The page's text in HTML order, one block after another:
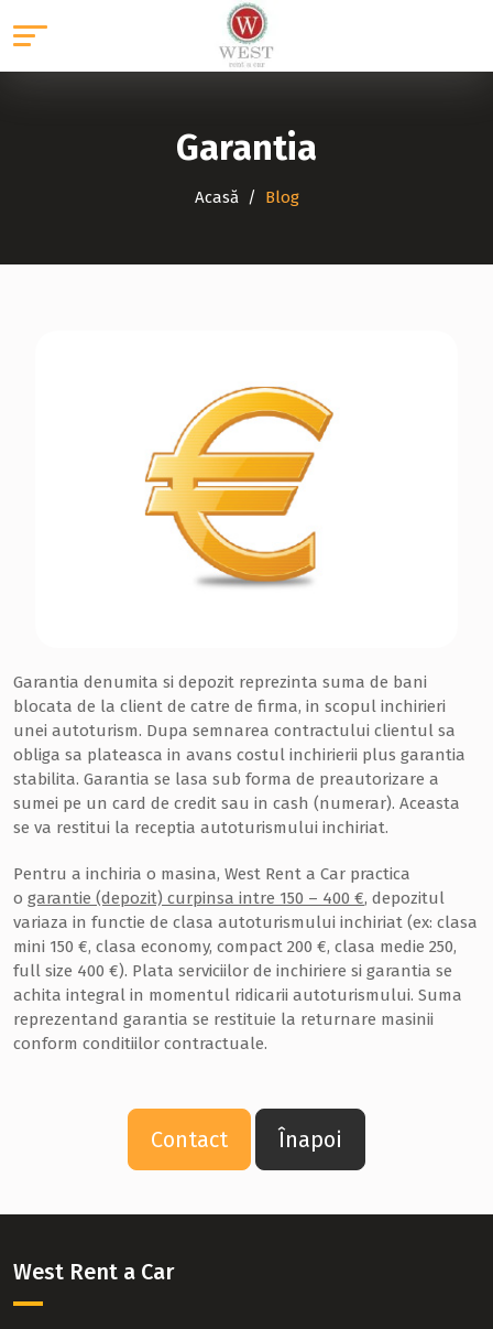
Garantia
Acasă Blog
Garantia denumita si depozit reprezinta suma de bani
blocata de la client de catre de firma, in scopul inchirieri
unei autoturism. Dupa semnarea contractului clientul sa
obliga sa plateasca in avans costul inchirierii plus garantia
stabilita. Garantia se lasa sub forma de preautorizare a
sumei pe un card de credit sau in cash (numerar). Aceasta
se va restitui la receptia autoturismului inchiriat.
Pentru a inchiria o masina, West Rent a Car practica
o garantie (depozit) curpinsa intre 150 – 400 €, depozitul
variaza in functie de clasa autoturismului inchiriat (ex: clasa
mini 150 €, clasa economy, compact 200 €, clasa medie 250,
full size 400 €). Plata serviciilor de inchiriere si garantia se
achita integral in momentul ridicarii autoturismului. Suma
reprezentand garantia se restituie la returnare masinii
conform conditiilor contractuale.
Contact Înapoi
West Rent a Car